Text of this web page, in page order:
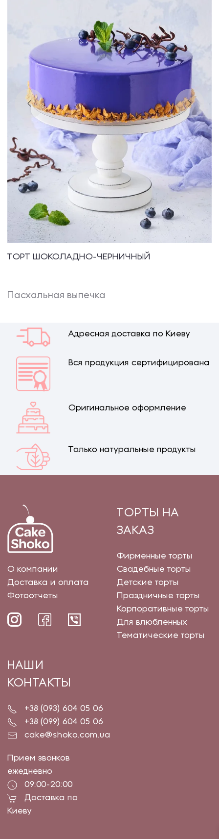
ТОРТ ШОКОЛАДНО-ЧЕРНИЧНЫЙ
Пасхальная выпечка
Адресная доставка по Киеву
Вся продукция сертифицирована
Оригинальное оформление
Только натуральные продукты
О компании
Доставка и оплата
Фотоотчеты
ТОРТЫ НА
ЗАКАЗ
Фирменные торты
Свадебные торты
Детские торты
Праздничные торты
Корпоративные торты
Для влюбленных
Тематические торты
НАШИ
КОНТАКТЫ
+38 (093) 604 05 06
+38 (099) 604 05 06
cake@shoko.com.ua
Прием звонков
ежедневно
09:00-20:00
Доставка по
Киеву